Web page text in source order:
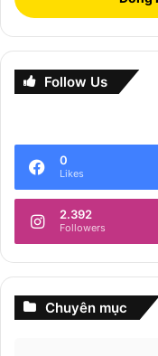
Follow Us
0
Likes
2.392
Followers
Chuyên mục